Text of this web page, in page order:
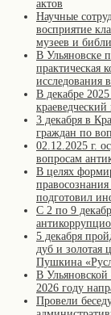
актов
Научные
восприятие
музеев и
В Ульяновске
практическая
исследования
В декабре
3 декабря в
граждан по
02.12.2025 г.
вопросам
В целях
подготовил
С 2 по 9
5 декабря
дуб и золотая
Пушкина
В Ульяновской
2026 году
Провели